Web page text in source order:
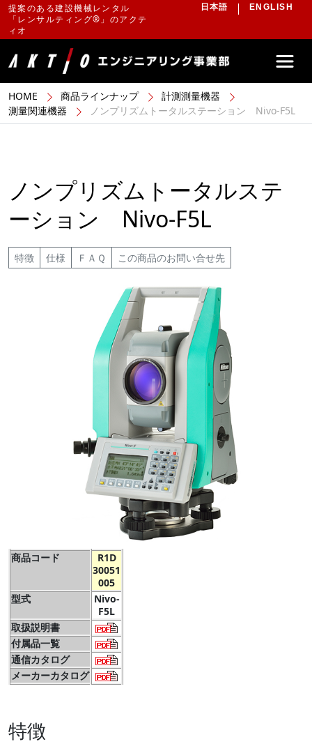
提案のある建設機械レンタル
「レンサルティング®」のアクテ
ィオ
日本語 ENGLISH
HOME 商品ラインナップ
計測測量機器
測量関連機器
ノンプリズムトータルステーション Nivo-F5L
ノンプリズムトータルステ
ーション Nivo-F5L
特徴 仕様 ＦＡＱ この商品のお問い合せ先
商品コード
R1D
30051
005
型式
Nivo-
F5L
取扱説明書
付属品一覧
通信カタログ
メーカーカタログ
特徴